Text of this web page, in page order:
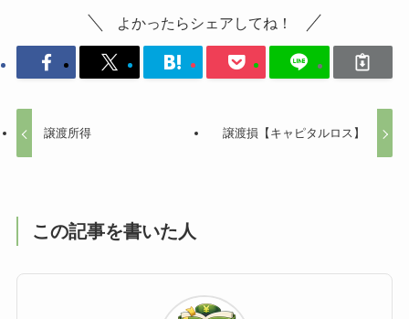
よかったらシェアしてね！
譲渡所得 譲渡損【キャピタルロス】
この記事を書いた人